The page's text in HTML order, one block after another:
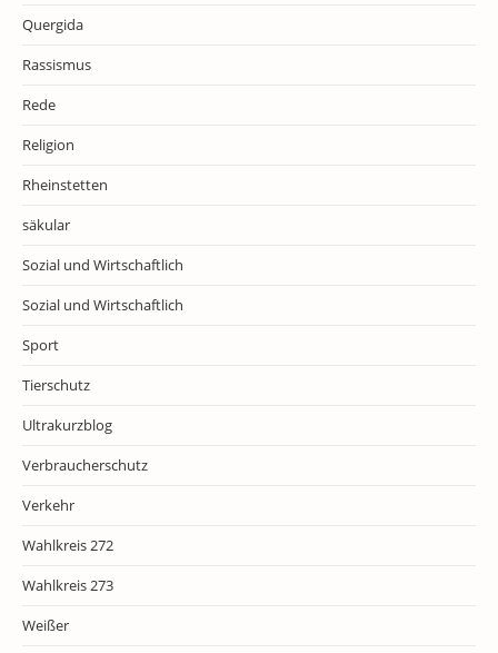
Quergida
Rassismus
Rede
Religion
Rheinstetten
säkular
Sozial und Wirtschaftlich
Sozial und Wirtschaftlich
Sport
Tierschutz
Ultrakurzblog
Verbraucherschutz
Verkehr
Wahlkreis 272
Wahlkreis 273
Weißer